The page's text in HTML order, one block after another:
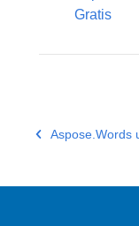
Gratis
Aspose.Words